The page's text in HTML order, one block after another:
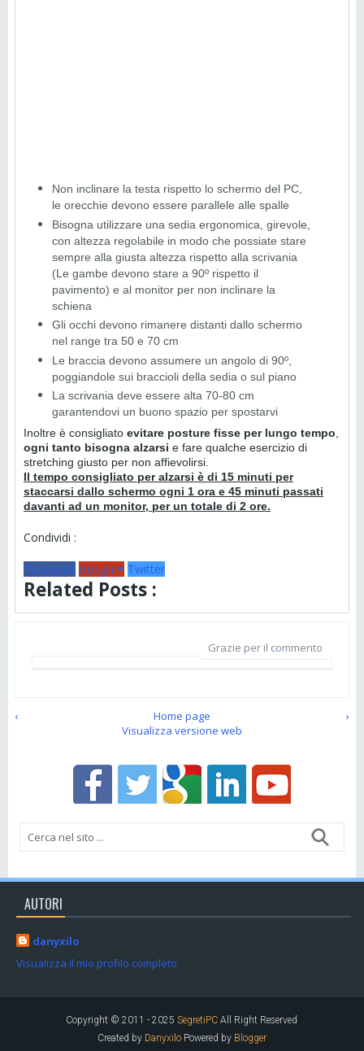
Non inclinare la testa rispetto lo schermo del PC,
le orecchie devono essere parallele alle spalle
Bisogna utilizzare una sedia ergonomica, girevole,
con altezza regolabile in modo che possiate stare
sempre alla giusta altezza rispetto alla scrivania
(Le gambe devono stare a 90º rispetto il
pavimento) e al monitor per non inclinare la
schiena
Gli occhi devono rimanere distanti dallo schermo
nel range tra 50 e 70 cm
Le braccia devono assumere un angolo di 90º,
poggiandole sui braccioli della sedia o sul piano
La scrivania deve essere alta 70-80 cm
garantendovi un buono spazio per spostarvi
Inoltre è consigliato evitare posture fisse per lungo tempo
ogni tanto bisogna alzarsi e fare qualche esercizio di
stretching giusto per non affievolirsi.
Il tempo consigliato per alzarsi è di 15 minuti per
staccarsi dallo schermo ogni 1 ora e 45 minuti passati
davanti ad un monitor, per un totale di 2 ore.
Condividi :
Facebook Google+ Twitter
Related Posts :
Grazie per il commento
‹ ›
Home page
Visualizza versione web
AUTORI
danyxilo
Visualizza il mio profilo completo
Copyright © 2011 - 2025SegretiPC All Right Reserved
Created by DanyxiloPowered by Blogger